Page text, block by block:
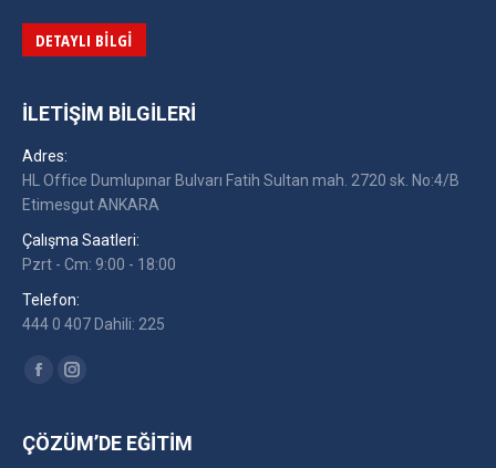
DETAYLI BILGI
İLETIŞIM BILGILERI
Adres:
HL Office Dumlupınar Bulvarı Fatih Sultan mah. 2720 sk. No:4/B
Etimesgut ANKARA
Çalışma Saatleri:
Pzrt - Cm: 9:00 - 18:00
Telefon:
444 0 407 Dahili: 225
Find us on:
FacebookInstagram
ÇÖZÜM’DE EĞITIM